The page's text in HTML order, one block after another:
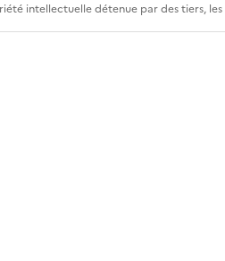
intellectuelle détenue par des tiers,